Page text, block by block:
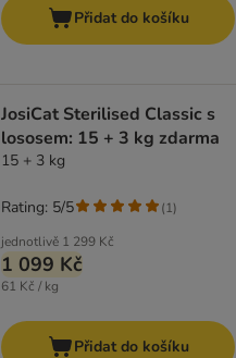
Přidat do košíku
JosiCat Sterilised Classic s
lososem: 15 + 3 kg zdarma
15 + 3 kg
jednotlivě 1 299 Kč
1 099 Kč
61 Kč / kg
Rating: 5/5 (1)
Přidat do košíku